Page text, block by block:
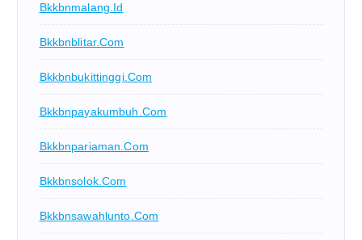
Bkkbnmalang.id
Bkkbnblitar.com
Bkkbnbukittinggi.com
Bkkbnpayakumbuh.com
Bkkbnpariaman.com
Bkkbnsolok.com
Bkkbnsawahlunto.com